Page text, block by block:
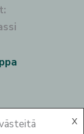
X